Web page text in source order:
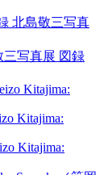
北島敬三写真
三写真展 図録
Kitajima:
Kitajima:
Kitajima: